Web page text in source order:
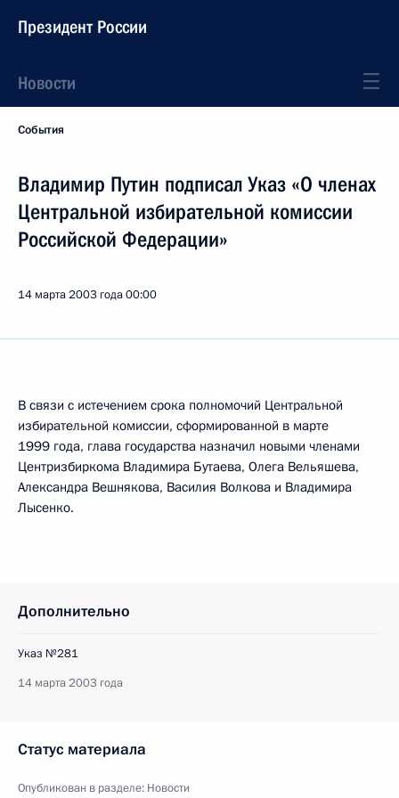
Президент России
Новости
События
Владимир Путин подписал Указ «О членах
Центральной избирательной комиссии
Российской Федерации»
14 марта 2003 года00:00
В связи с истечением срока полномочий Центральной
избирательной комиссии, сформированной в марте
1999 года, глава государства назначил новыми членами
Центризбиркома Владимира Бутаева, Олега Вельяшева,
Александра Вешнякова, Василия Волкова и Владимира
Лысенко.
Дополнительно
Указ №281
14 марта 2003 года
Статус материала
Опубликован в разделе: Новости